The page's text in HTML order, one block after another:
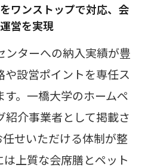
ワンストップで対応、会
営を実現
ンターへの納入実績が豊
設営ポイントを専任ス
。一橋大学のホームペ
紹介事業者として掲載さ
せいただける体制が整
上質な会席膳とペット